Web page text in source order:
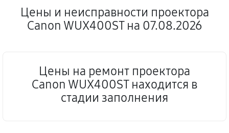
Цены и неисправности проектора
Canon WUX400ST на 07.08.2026
Цены на ремонт проектора
Canon WUX400ST находится в
стадии заполнения